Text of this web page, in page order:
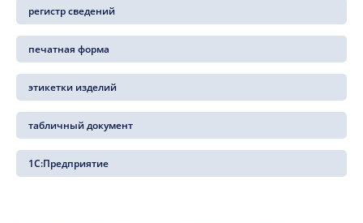
регистр сведений
печатная форма
этикетки изделий
табличный документ
1С:Предприятие